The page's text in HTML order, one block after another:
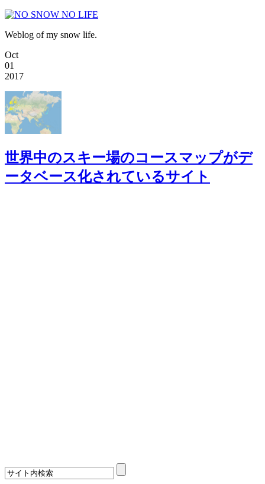
Weblog of my snow life.
Oct
01
2017
世界中のスキー場のコースマップがデ
ータベース化されているサイト